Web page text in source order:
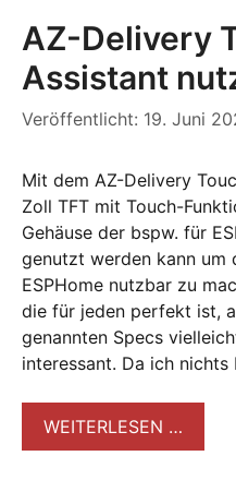
AZ-Delivery
Assistant
Veröffentlicht: 19. Juni
Mit dem AZ-Delivery
Zoll TFT mit Touch-
Gehäuse der bspw. für
genutzt werden kann um
ESPHome nutzbar zu
die für jeden perfekt ist,
genannten Specs
interessant. Da ich
WEITERLESEN …